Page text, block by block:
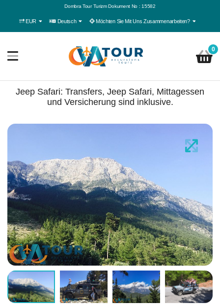
Dombra Tour Turizm Dokument No : 15582
EUR Deutsch Möchten Sie Mit Uns Zusammenarbeiten?
0
Jeep Safari: Transfers, Jeep Safari, Mittagessen
und Versicherung sind inklusive.